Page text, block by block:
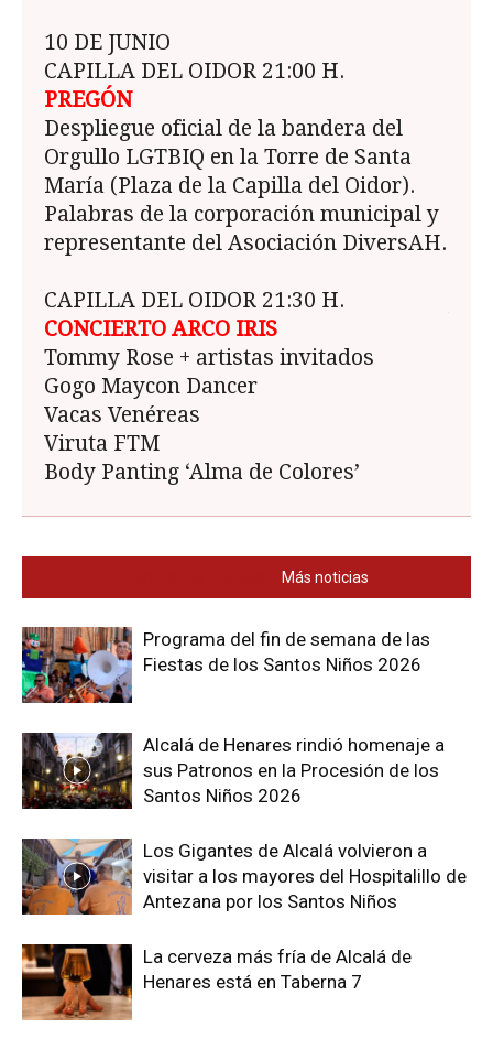
10 DE JUNIO
CAPILLA DEL OIDOR 21:00 H.
PREGÓN
Despliegue oficial de la bandera del
Orgullo LGTBIQ en la Torre de Santa
María (Plaza de la Capilla del Oidor).
Palabras de la corporación municipal y
representante del Asociación DiversAH.
CAPILLA DEL OIDOR 21:30 H.
CONCIERTO ARCO IRIS
Tommy Rose + artistas invitados
Gogo Maycon Dancer
Vacas Venéreas
Viruta FTM
Body Panting ‘Alma de Colores’
Sigue disfrutando de Dream
Telegram:Recibe nuestras noticias y
contenido exclusivo (
Newsletter:
correo con nuestras últimas noticias
(clic aquí).
nuestros mejores vídeos (clic aquí ).
Sé tú el periodista:envíanos tus fotos o
Más noticias
Programa del fin de semana de las
Fiestas de los Santos Niños 2026
Alcalá de Henares rindió homenaje a
sus Patronos en la Procesión de los
Santos Niños 2026
Los Gigantes de Alcalá volvieron a
visitar a los mayores del Hospitalillo de
Antezana por los Santos Niños
La cerveza más fría de Alcalá de
Henares está en Taberna 7